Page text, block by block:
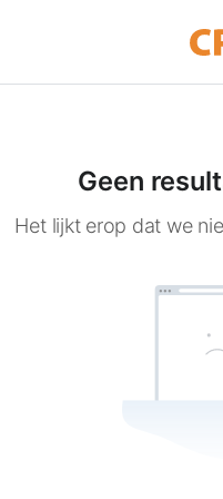
Geen
Het lijkt erop dat we